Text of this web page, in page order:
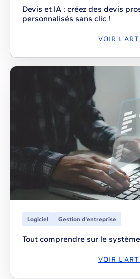
Devis et IA : créez des devis
personnalisés sans clic !
VOIR
Logiciel Gestion d'entreprise
Tout comprendre sur le
VOIR